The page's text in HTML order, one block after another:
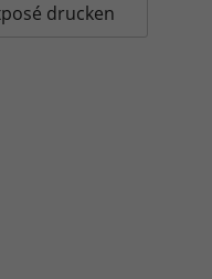
drucken